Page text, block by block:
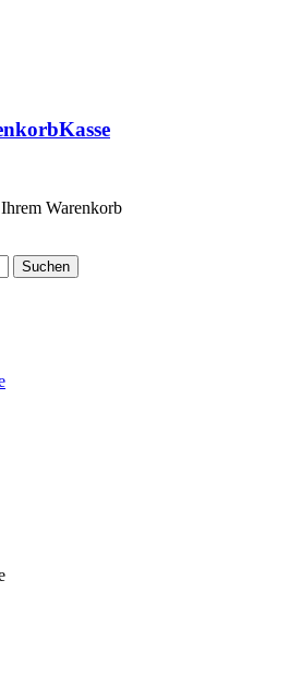
Kasse
Warenkorb